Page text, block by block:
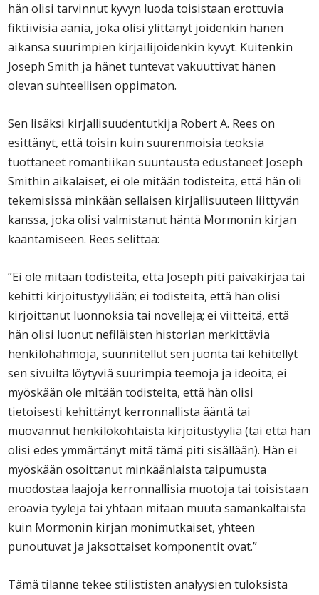
hän olisi tarvinnut kyvyn luoda toisistaan erottuvia
fiktiivisiä ääniä, joka olisi ylittänyt joidenkin hänen
aikansa suurimpien kirjailijoidenkin kyvyt. Kuitenkin
Joseph Smith ja hänet tuntevat vakuuttivat hänen
olevan suhteellisen oppimaton.
Sen lisäksi kirjallisuudentutkija Robert A. Rees on
esittänyt, että toisin kuin suurenmoisia teoksia
tuottaneet romantiikan suuntausta edustaneet Joseph
Smithin aikalaiset, ei ole mitään todisteita, että hän oli
tekemisissä minkään sellaisen kirjallisuuteen liittyvän
kanssa, joka olisi valmistanut häntä Mormonin kirjan
kääntämiseen. Rees selittää:
”Ei ole mitään todisteita, että Joseph piti päiväkirjaa tai
kehitti kirjoitustyyliään; ei todisteita, että hän olisi
kirjoittanut luonnoksia tai novelleja; ei viitteitä, että
hän olisi luonut nefiläisten historian merkittäviä
henkilöhahmoja, suunnitellut sen juonta tai kehitellyt
sen sivuilta löytyviä suurimpia teemoja ja ideoita; ei
myöskään ole mitään todisteita, että hän olisi
tietoisesti kehittänyt kerronnallista ääntä tai
muovannut henkilökohtaista kirjoitustyyliä (tai että hän
olisi edes ymmärtänyt mitä tämä piti sisällään). Hän ei
myöskään osoittanut minkäänlaista taipumusta
muodostaa laajoja kerronnallisia muotoja tai toisistaan
eroavia tyylejä tai yhtään mitään muuta samankaltaista
kuin Mormonin kirjan monimutkaiset, yhteen
punoutuvat ja jaksottaiset komponentit ovat.”
Tämä tilanne tekee stilististen analyysien tuloksista